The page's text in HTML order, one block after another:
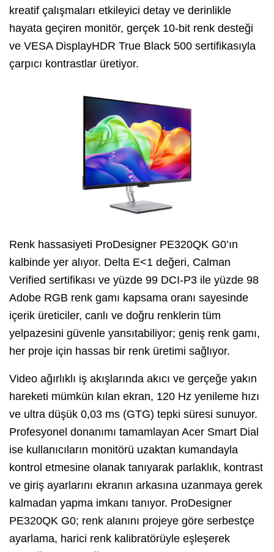
kreatif çalışmaları etkileyici detay ve derinlikle
hayata geçiren monitör, gerçek 10-bit renk desteği
ve VESA DisplayHDR True Black 500 sertifikasıyla
çarpıcı kontrastlar üretiyor.
Renk hassasiyeti ProDesigner PE320QK G0’ın
kalbinde yer alıyor. Delta E<1 değeri, Calman
Verified sertifikası ve yüzde 99 DCI-P3 ile yüzde 98
Adobe RGB renk gamı kapsama oranı sayesinde
içerik üreticiler, canlı ve doğru renklerin tüm
yelpazesini güvenle yansıtabiliyor; geniş renk gamı,
her proje için hassas bir renk üretimi sağlıyor.
Video ağırlıklı iş akışlarında akıcı ve gerçeğe yakın
hareketi mümkün kılan ekran, 120 Hz yenileme hızı
ve ultra düşük 0,03 ms (GTG) tepki süresi sunuyor.
Profesyonel donanımı tamamlayan Acer Smart Dial
ise kullanıcıların monitörü uzaktan kumandayla
kontrol etmesine olanak tanıyarak parlaklık, kontrast
ve giriş ayarlarını ekranın arkasına uzanmaya gerek
kalmadan yapma imkanı tanıyor. ProDesigner
PE320QK G0; renk alanını projeye göre serbestçe
ayarlama, harici renk kalibratörüyle eşleşerek